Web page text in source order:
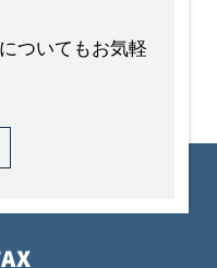
ついてもお気軽